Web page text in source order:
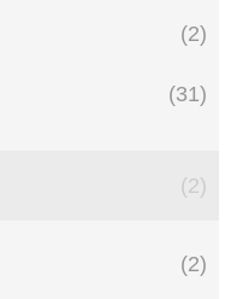
(2)
(31)
(2)
(2)